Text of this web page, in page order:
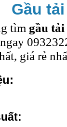
Gầu
tìm gầu tải
giá rẻ